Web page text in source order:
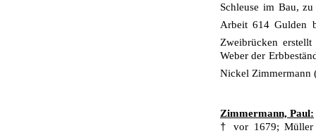
Schleuse im Bau,
Arbeit 614 Gulden
Zweibrü­cken
Weber der
Nickel Zimmermann
Zimmermann, Paul:
†vor 1679; Müller